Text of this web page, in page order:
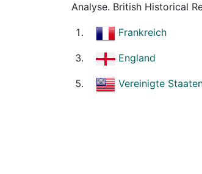
Analyse. British Historical
Frankreich
England
Vereinigte